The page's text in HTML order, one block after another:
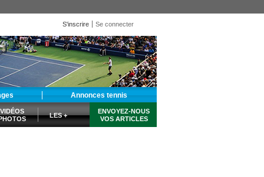
S'inscrire Se connecter
Annonces tennis
VIDÉOS
LES +
ENVOYEZ-NOUS
VOS ARTICLES